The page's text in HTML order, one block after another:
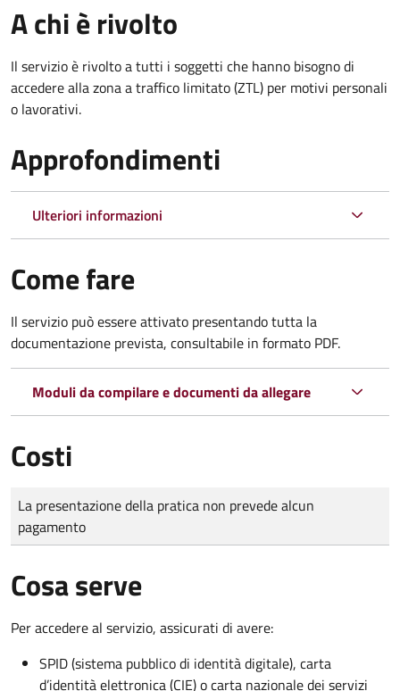
A chi è rivolto
Il servizio è rivolto a tutti i soggetti che hanno bisogno di
accedere alla zona a traffico limitato (ZTL) per motivi personali
o lavorativi.
Approfondimenti
Ulteriori informazioni
Come fare
Il servizio può essere attivato presentando tutta la
documentazione prevista, consultabile in formato PDF.
Moduli da compilare e documenti da allegare
Costi
Tipo di pagamento
Importo
La presentazione della pratica non prevede alcun
pagamento
Cosa serve
Per accedere al servizio, assicurati di avere:
SPID (sistema pubblico di identità digitale), carta
d’identità elettronica (CIE) o carta nazionale dei servizi